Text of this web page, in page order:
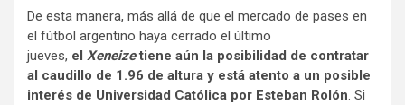
De esta manera, más allá de que el mercado de pases en
el fútbol argentino haya cerrado el último
jueves, el Xeneizetiene aún la posibilidad de contratar
al caudillo de 1.96 de altura y está atento a un posible
interés de Universidad Católica por Esteban Rolón. Si